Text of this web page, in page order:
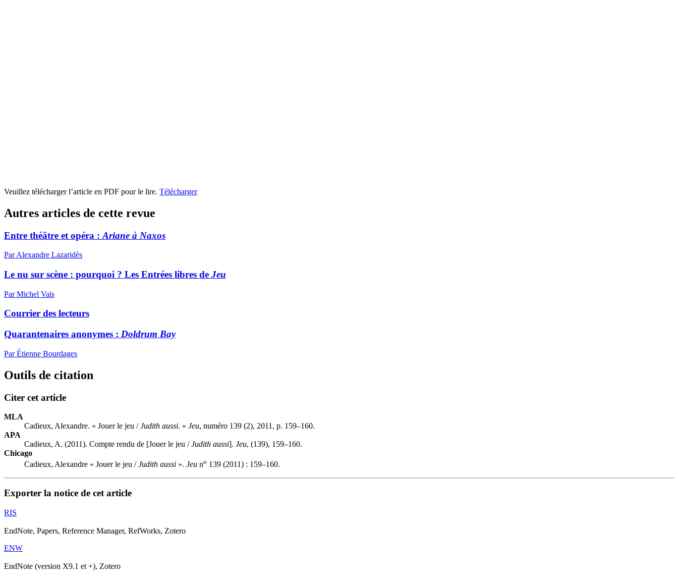
Veuillez télécharger l’article en PDF pour le lire. Télécharger
Autres articles de cette revue
Entre théâtre et opéra : Ariane à Naxos
Par Alexandre Lazaridès
Le nu sur scène : pourquoi ? Les Entrées libres de Jeu
Par Michel Vaïs
Courrier des lecteurs
Quarantenaires anonymes : Doldrum Bay
Par Étienne Bourdages
Outils de citation
Citer cet article
MLA
Cadieux, Alexandre. « Jouer le jeu /Judith aussi. » Jeu, numéro 139 (2), 2011, p. 159–160.
APA
Cadieux, A. (2011). Compte rendu de [Jouer le jeu /Judith aussi]. Jeu, (139), 159–160.
Chicago
Cadieux, Alexandre « Jouer le jeu /Judith aussi ». Jeu no 139 (2011) : 159–160.
Exporter la notice de cet article
RIS
EndNote, Papers, Reference Manager, RefWorks, Zotero
ENW
EndNote (version X9.1 et +), Zotero